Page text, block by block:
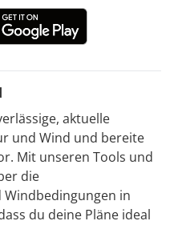
aktuelle
und Wind und bereite
Mit unseren Tools und
die
in
du deine Pläne ideal